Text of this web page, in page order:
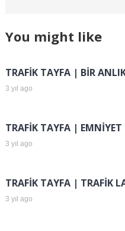
You might like
TRAFİK TAYFA | BİR
3 yıl ago
TRAFİK TAYFA |
3 yıl ago
TRAFİK TAYFA | TRAFİK
3 yıl ago